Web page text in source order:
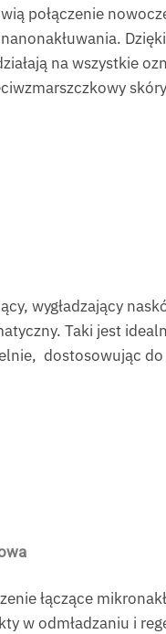
połączenie
na wszystkie
wygładzający
Taki jest
dostosowując
łączące
w odmładzaniu i